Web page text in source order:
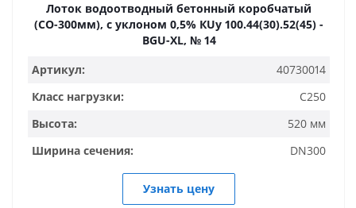
Лоток водоотводный бетонный коробчатый
(СО-300мм), с уклоном 0,5% КUу 100.44(30).52(45) -
BGU-XL, № 14
Артикул:
40730014
Класс нагрузки:
C250
Высота:
520 мм
Ширина сечения:
DN300
Узнать цену